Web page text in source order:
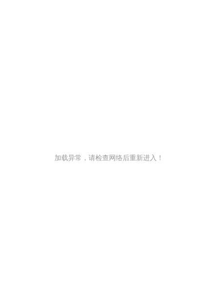
加载异常，请检查网络后重新进入！